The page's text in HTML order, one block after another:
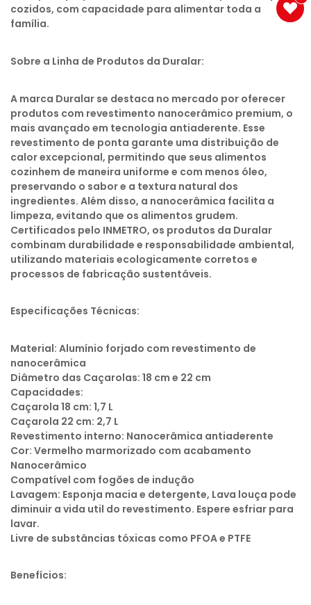
cozidos, com capacidade para alimentar toda a
família.
Sobre a Linha de Produtos da Duralar:
A marca Duralar se destaca no mercado por oferecer
produtos com revestimento nanocerâmico premium, o
mais avançado em tecnologia antiaderente. Esse
revestimento de ponta garante uma distribuição de
calor excepcional, permitindo que seus alimentos
cozinhem de maneira uniforme e com menos óleo,
preservando o sabor e a textura natural dos
ingredientes. Além disso, a nanocerâmica facilita a
limpeza, evitando que os alimentos grudem.
Certificados pelo INMETRO, os produtos da Duralar
combinam durabilidade e responsabilidade ambiental,
utilizando materiais ecologicamente corretos e
processos de fabricação sustentáveis.
Especificações Técnicas:
Material: Alumínio forjado com revestimento de
nanocerâmica
Diâmetro das Caçarolas: 18 cm e 22 cm
Capacidades:
Caçarola 18 cm: 1,7 L
Caçarola 22 cm: 2,7 L
Revestimento interno: Nanocerâmica antiaderente
Cor: Vermelho marmorizado com acabamento
Nanocerâmico
Compatível com fogões de indução
Lavagem: Esponja macia e detergente, Lava louça pode
diminuir a vida util do revestimento. Espere esfriar para
lavar.
Livre de substâncias tóxicas como PFOA e PTFE
Benefícios: